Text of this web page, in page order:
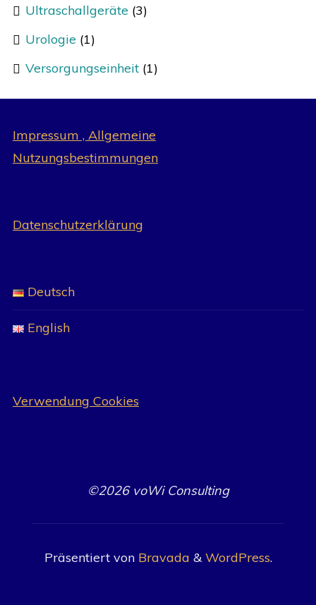
Ultraschallgeräte (3)
Urologie (1)
Versorgungseinheit (1)
Impressum , Allgemeine
Nutzungsbestimmungen
Datenschutzerklärung
Deutsch
English
Verwendung Cookies
©2026 voWi Consulting
Präsentiert vonBravada & WordPress.